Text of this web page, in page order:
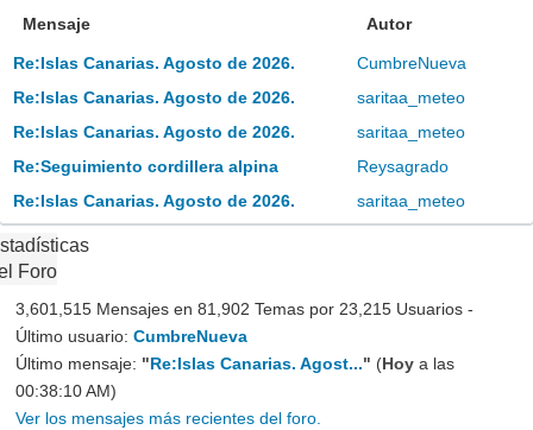
Mensaje Autor
Re:Islas Canarias. Agosto de 2026.
CumbreNueva
Re:Islas Canarias. Agosto de 2026.
saritaa_meteo
Re:Islas Canarias. Agosto de 2026.
saritaa_meteo
Re:Seguimiento cordillera alpina
Reysagrado
Re:Islas Canarias. Agosto de 2026.
saritaa_meteo
Foro
3,601,515 Mensajes en 81,902 Temas por 23,215 Usuarios -
Último usuario: CumbreNueva
Último mensaje: "Re:Islas Canarias. Agost..." (Hoy a las
00:38:10 AM)
Ver los mensajes más recientes del foro.